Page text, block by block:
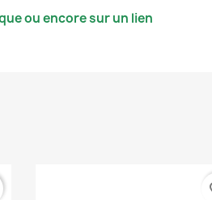
ou encore sur un lien